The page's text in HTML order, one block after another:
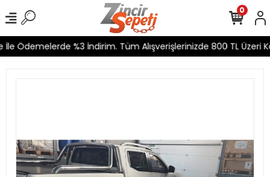
Ödemelerde %3 İndirim. Tüm Alışverişlerinizde 800 TL Üzeri
0